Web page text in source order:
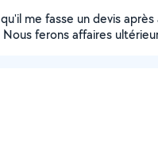
me fasse un devis
ferons affaires